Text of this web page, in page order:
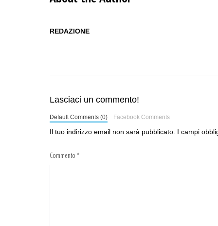
REDAZIONE
Lasciaci un commento!
Default Comments (0) Facebook Comments
Il tuo indirizzo email non sarà pubblicato. I campi
Commento *